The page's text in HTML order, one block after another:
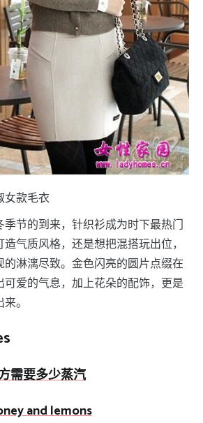
女款毛衣
节的到来，针织衫成为时下最热门
气质风格，还是想把混搭玩出位，
的淋漓尽致。金色闪亮的圆片点缀在
可爱的气息，加上花朵的配饰，更是
。
需要多少蒸汽
and lemons